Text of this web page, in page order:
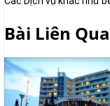
Bài Liên